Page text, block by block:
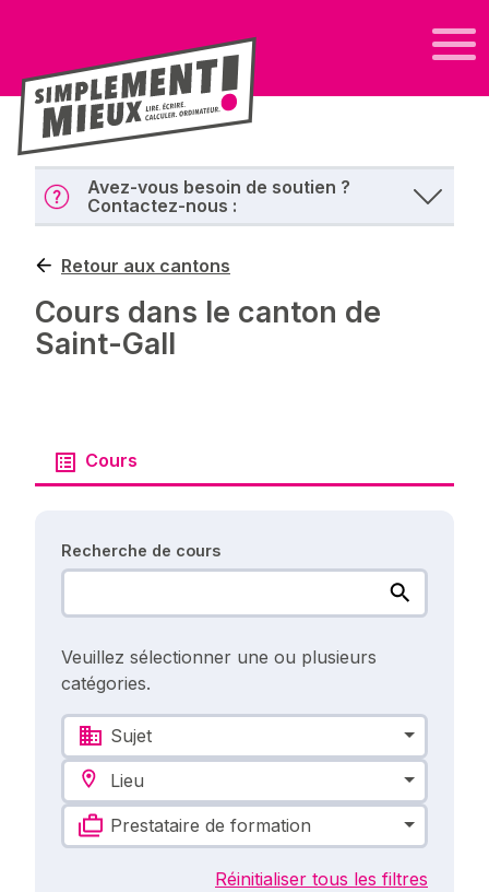
Avez-vous besoin de soutien ?
Contactez-nous :
Retour aux cantons
Cours dans le canton de
Saint-Gall
Cours
Recherche de cours
Veuillez sélectionner une ou plusieurs
catégories.
Sujet
Lieu
Prestataire de formation
Réinitialiser tous les filtres